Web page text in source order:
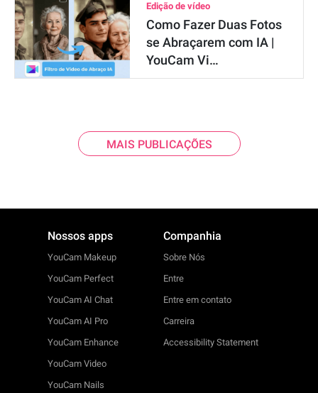
Edição de vídeo
Como Fazer Duas Fotos
se Abraçarem com IA |
YouCam Vi…
MAIS PUBLICAÇÕES
Nossos apps
YouCam Makeup
YouCam Perfect
YouCam AI Chat
YouCam AI Pro
YouCam Enhance
YouCam Video
YouCam Nails
Companhia
Sobre Nós
Entre
Entre em contato
Carreira
Accessibility Statement